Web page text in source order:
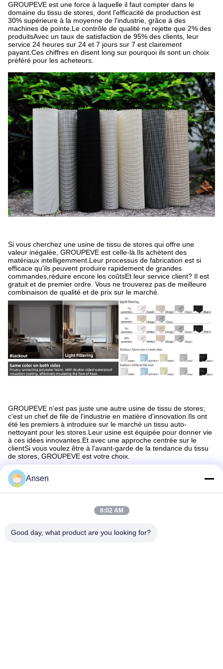
GROUPEVE est une force à laquelle il faut compter dans le
domaine du tissu de stores, dont l'efficacité de production est
30% supérieure à la moyenne de l'industrie, grâce à des
machines de pointe.Le contrôle de qualité ne rejette que 2% des
produitsAvec un taux de satisfaction de 95% des clients, leur
service 24 heures sur 24 et 7 jours sur 7 est clairement
payant.Ces chiffres en disent long sur pourquoi ils sont un choix
préféré pour les acheteurs.
Si vous cherchez une usine de tissu de stores qui offre une
valeur inégalée, GROUPEVE est celle-là.Ils achètent des
matériaux intelligemment.Leur processus de fabrication est si
efficace qu'ils peuvent produire rapidement de grandes
commandes,réduire encore les coûtsEt leur service client? Il est
gratuit et de premier ordre. Vous ne trouverez pas de meilleure
combinaison de qualité et de prix sur le marché.
GROUPEVE n'est pas juste une autre usine de tissu de stores;
c'est un chef de file de l'industrie en matière d'innovation.Ils ont
été les premiers à introduire sur le marché un tissu auto-
nettoyant pour les stores.Leur usine est équipée pour donner vie
à ces idées innovantes.Et avec une approche centrée sur le
clientSi vous voulez être à l'avant-garde de la tendance du tissu
de stores, GROUPEVE est votre choix.
Contactez rapidement
Adresse
Ansen
8:02 AM
Good day, what product are you looking for?